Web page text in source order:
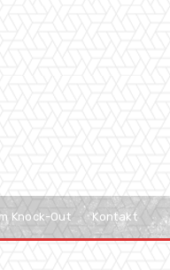
Knock-Out Kontakt